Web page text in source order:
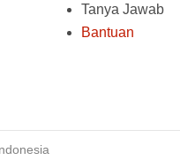
Tanya Jawab
Bantuan